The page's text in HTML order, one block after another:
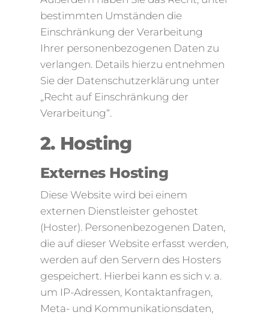
bestimmten Umständen die
Einschränkung der Verarbeitung
Ihrer personenbezogenen Daten zu
verlangen. Details hierzu entnehmen
Sie der Datenschutzerklärung unter
„Recht auf Einschränkung der
Verarbeitung“.
2. Hosting
Externes Hosting
Diese Website wird bei einem
externen Dienstleister gehostet
(Hoster). Personenbezogenen Daten,
die auf dieser Website erfasst werden,
werden auf den Servern des Hosters
gespeichert. Hierbei kann es sich v. a.
um IP-Adressen, Kontaktanfragen,
Meta- und Kommunikationsdaten,